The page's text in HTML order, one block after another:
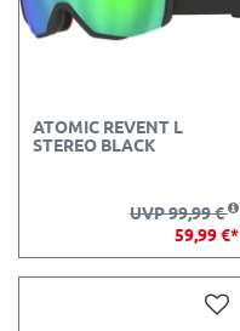
ATOMIC REVENT L
STEREO BLACK
UVP 99,99 €
59,99 €*